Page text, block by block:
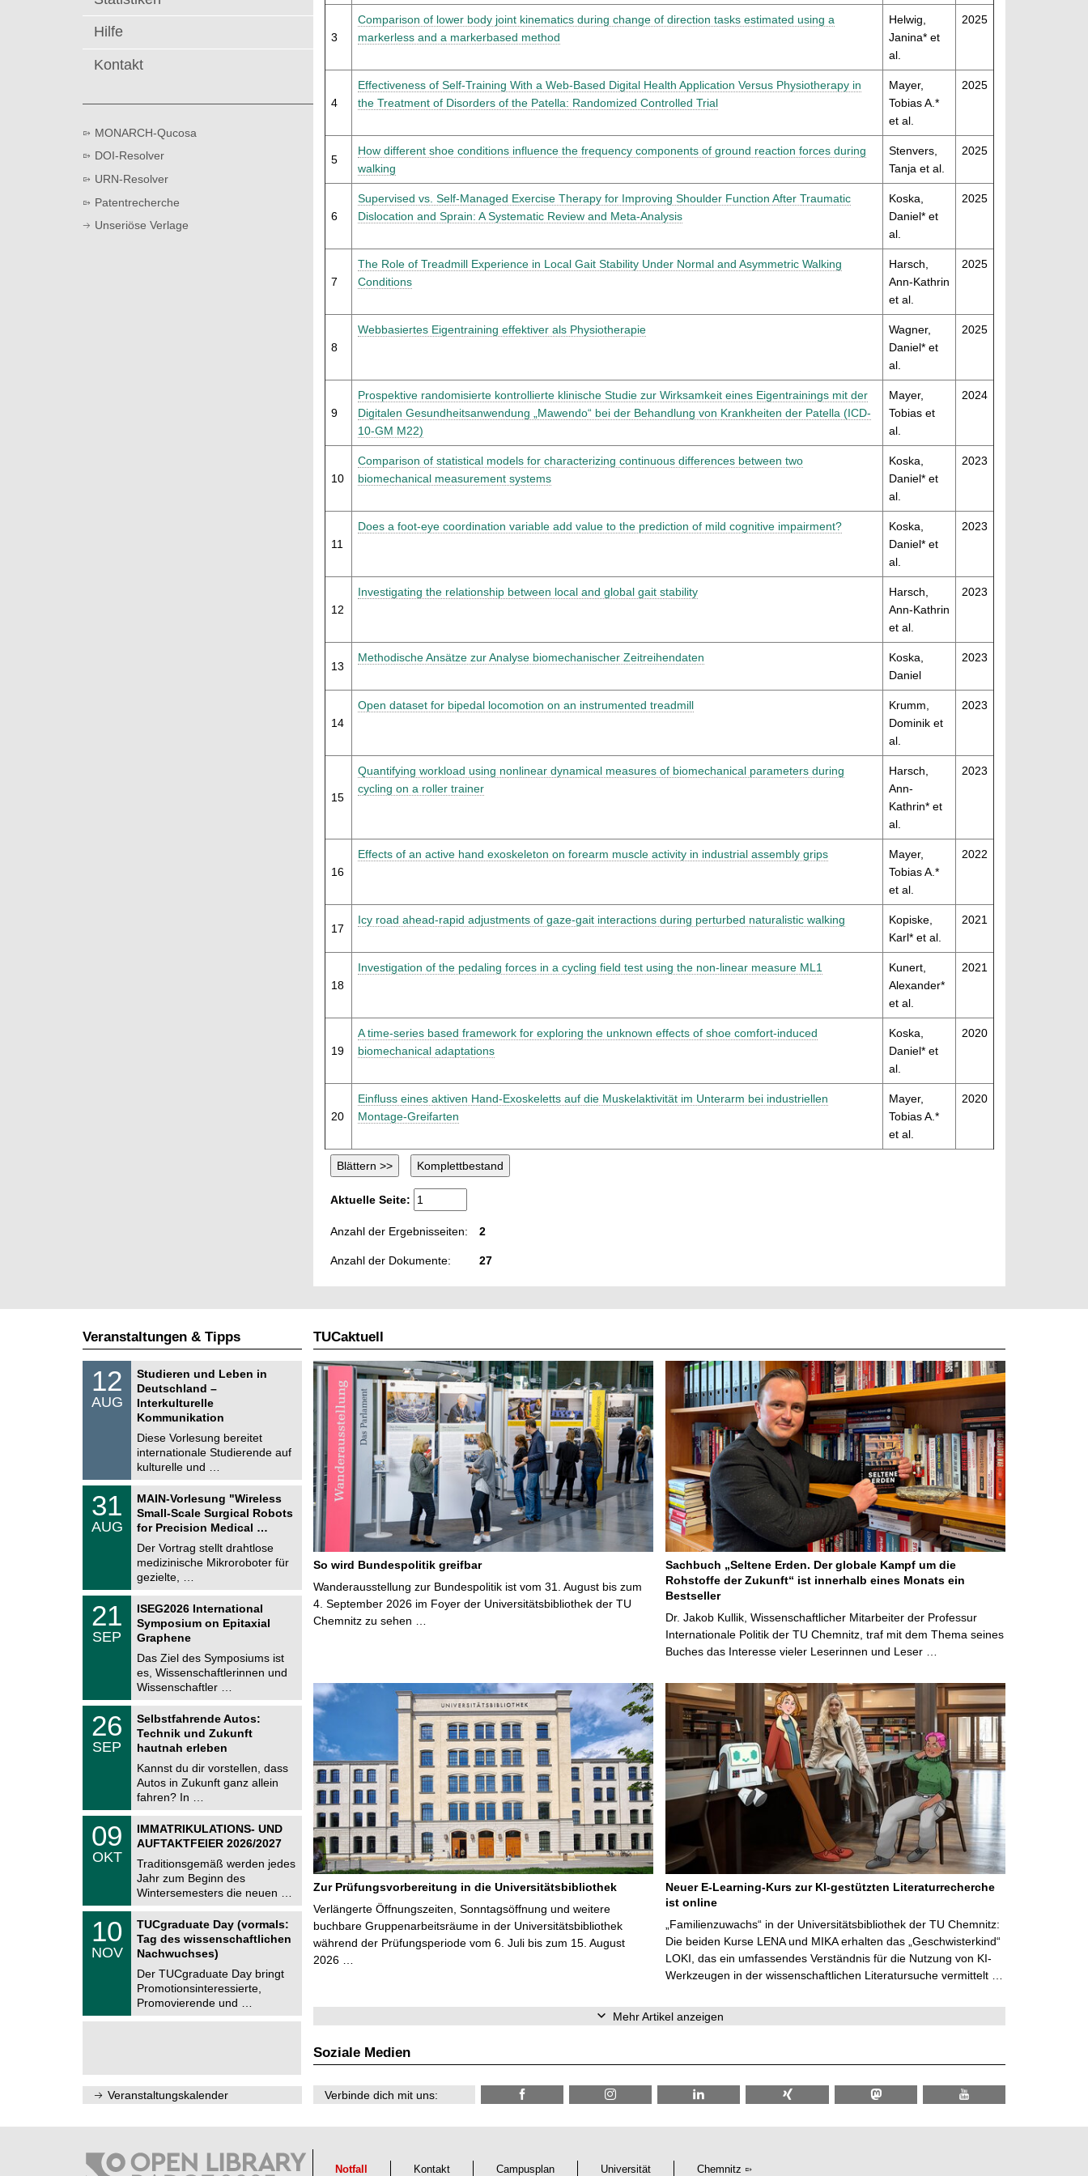
Hilfe
Kontakt
MONARCH-Qucosa
DOI-Resolver
URN-Resolver
Patentrecherche
Unseriöse Verlage
3
Comparison of lower body joint kinematics during change of direction tasks estimated using a
markerless and a markerbased method
Helwig,
Janina* et
al.
2025
4
Effectiveness of Self-Training With a Web-Based Digital Health Application Versus Physiotherapy in
the Treatment of Disorders of the Patella: Randomized Controlled Trial
Mayer,
Tobias A.*
et al.
2025
5
How different shoe conditions influence the frequency components of ground reaction forces during
walking
Stenvers,
Tanja et al.
2025
6
Supervised vs. Self-Managed Exercise Therapy for Improving Shoulder Function After Traumatic
Dislocation and Sprain: A Systematic Review and Meta-Analysis
Koska,
Daniel* et
al.
2025
7
The Role of Treadmill Experience in Local Gait Stability Under Normal and Asymmetric Walking
Conditions
Harsch,
Ann-Kathrin
et al.
2025
8
Webbasiertes Eigentraining effektiver als Physiotherapie
Wagner,
Daniel* et
al.
2025
9
Prospektive randomisierte kontrollierte klinische Studie zur Wirksamkeit eines Eigentrainings mit der
Digitalen Gesundheitsanwendung „Mawendo“ bei der Behandlung von Krankheiten der Patella (ICD-
10-GM M22)
Mayer,
Tobias et
al.
2024
10
Comparison of statistical models for characterizing continuous differences between two
biomechanical measurement systems
Koska,
Daniel* et
al.
2023
11
Does a foot-eye coordination variable add value to the prediction of mild cognitive impairment?
Koska,
Daniel* et
al.
2023
12
Investigating the relationship between local and global gait stability
Harsch,
Ann-Kathrin
et al.
2023
13
Methodische Ansätze zur Analyse biomechanischer Zeitreihendaten
Koska,
Daniel
2023
14
Open dataset for bipedal locomotion on an instrumented treadmill
Krumm,
Dominik et
al.
2023
15
Quantifying workload using nonlinear dynamical measures of biomechanical parameters during
cycling on a roller trainer
Harsch,
Ann-
Kathrin* et
al.
2023
16
Effects of an active hand exoskeleton on forearm muscle activity in industrial assembly grips
Mayer,
Tobias A.*
et al.
2022
17
Icy road ahead-rapid adjustments of gaze-gait interactions during perturbed naturalistic walking
Kopiske,
Karl* et al.
2021
18
Investigation of the pedaling forces in a cycling field test using the non-linear measure ML1
Kunert,
Alexander*
et al.
2021
19
A time-series based framework for exploring the unknown effects of shoe comfort-induced
biomechanical adaptations
Koska,
Daniel* et
al.
2020
20
Einfluss eines aktiven Hand-Exoskeletts auf die ­Muskel­aktivität im Unterarm bei industriellen
Montage-Greifarten
Mayer,
Tobias A.*
et al.
2020
Aktuelle Seite:
Anzahl der Ergebnisseiten: 2
Anzahl der Dokumente: 27
TUCaktuell
So wird Bundespolitik greifbar
Wanderausstellung zur Bundespolitik ist vom 31. August bis zum
4. September 2026 im Foyer der Universitätsbibliothek der TU
Chemnitz zu sehen …
Sachbuch „Seltene Erden. Der globale Kampf um die
Rohstoffe der Zukunft“ ist innerhalb eines Monats ein
Bestseller
Dr. Jakob Kullik, Wissenschaftlicher Mitarbeiter der Professur
Internationale Politik der TU Chemnitz, traf mit dem Thema seines
Buches das Interesse vieler Leserinnen und Leser …
Zur Prüfungsvorbereitung in die Universitätsbibliothek
Verlängerte Öffnungszeiten, Sonntagsöffnung und weitere
buchbare Gruppenarbeitsräume in der Universitätsbibliothek
während der Prüfungsperiode vom 6. Juli bis zum 15. August
2026 …
Neuer E-Learning-Kurs zur KI-gestützten Literaturrecherche
ist online
„Familienzuwachs“ in der Universitätsbibliothek der TU Chemnitz:
Die beiden Kurse LENA und MIKA erhalten das „Geschwisterkind“
LOKI, das ein umfassendes Verständnis für die Nutzung von KI-
Werkzeugen in der wissenschaftlichen Literatursuche vermittelt …
Mehr Artikel anzeigen
Veranstaltungen & Tipps
1
0
6
12
AUG
Studieren und Leben in
Deutschland –
Interkulturelle
Kommunikation
Diese Vorlesung bereitet
internationale Studierende auf
kulturelle und …
t
z
3
1
0
2
6
31
AUG
MAIN-Vorlesung "Wireless
Small-Scale Surgical Robots
for Precision Medical …
Der Vortrag stellt drahtlose
medizinische Mikroroboter für
gezielte, …
t
z
2
1
.
0
2
6
21
SEP
ISEG2026 International
Symposium on Epitaxial
Graphene
Das Ziel des Symposiums ist
es, Wissenschaftlerinnen und
Wissenschaftler …
t
z
2
6
.
0
2
6
26
SEP
Selbstfahrende Autos:
Technik und Zukunft
hautnah erleben
Kannst du dir vorstellen, dass
Autos in Zukunft ganz allein
fahren? In …
i
0
9
1
0
2
09
OKT
IMMATRIKULATIONS- UND
AUFTAKTFEIER 2026/2027
Traditionsgemäß werden jedes
Jahr zum Beginn des
Wintersemesters die neuen …
ü
r
w
i
1
.
1
2
10
NOV
TUCgraduate Day (vormals:
Tag des wissenschaftlichen
Nachwuchses)
Der TUCgraduate Day bringt
Promotionsinteressierte,
Promovierende und …
Veranstaltungskalender
Soziale Medien
Verbinde dich mit uns:
Notfall Kontakt Campusplan Universität Chemnitz